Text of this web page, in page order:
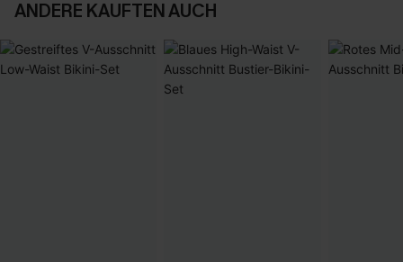
ANDERE KAUFTEN AUCH